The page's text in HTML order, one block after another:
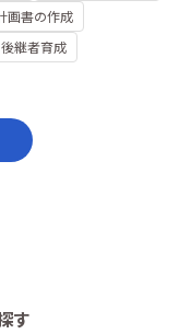
画書の作成
後継者育成
す